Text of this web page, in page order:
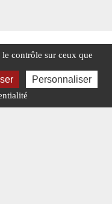
contrôle sur ceux que
Personnaliser